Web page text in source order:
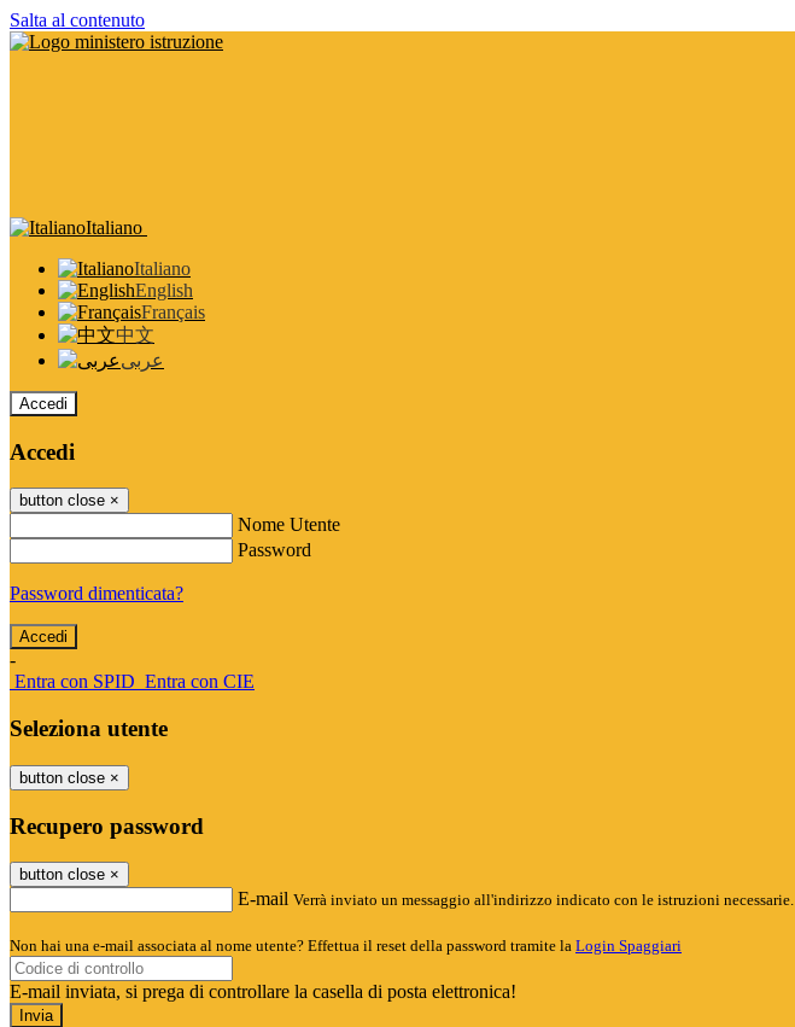
Salta al contenuto
Italiano
Italiano
English
Français
中文
عربى
Accedi
Accedi
button close ×
Nome Utente
Password
Password dimenticata?
-
Entra con SPID Entra con CIE
Seleziona utente
button close ×
Recupero password
button close ×
E-mail Verrà inviato un messaggio all'indirizzo indicato con le istruzioni necessarie.
Non hai una e-mail associata al nome utente? Effettua il reset della password tramite la Login Spaggiari
E-mail inviata, si prega di controllare la casella di posta elettronica!